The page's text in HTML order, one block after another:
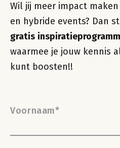
Wil jij meer impact
en hybride events? Dan
gratis
waarmee je jouw kennis
kunt boosten!!
Voornaam*